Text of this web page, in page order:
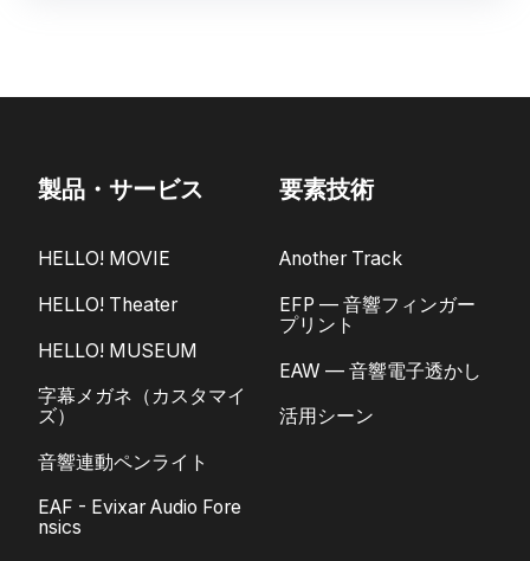
製品・サービス
HELLO! MOVIE
HELLO! Theater
HELLO! MUSEUM
字幕メガネ（カスタマイ
ズ）
音響連動ペンライト
EAF - Evixar Audio Fore
nsics
要素技術
Another Track
EFP — 音響フィンガー
プリント
EAW — 音響電子透かし
活用シーン